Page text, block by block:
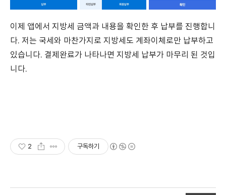
이제 앱에서 지방세 금액과 내용을 확인한 후 납부를 진행합니
다. 저는 국세와 마찬가지로 지방세도 계좌이체로만 납부하고
있습니다. 결제완료가 나타나면 지방세 납부가 마무리 된 것입
니다.
2 구독하기